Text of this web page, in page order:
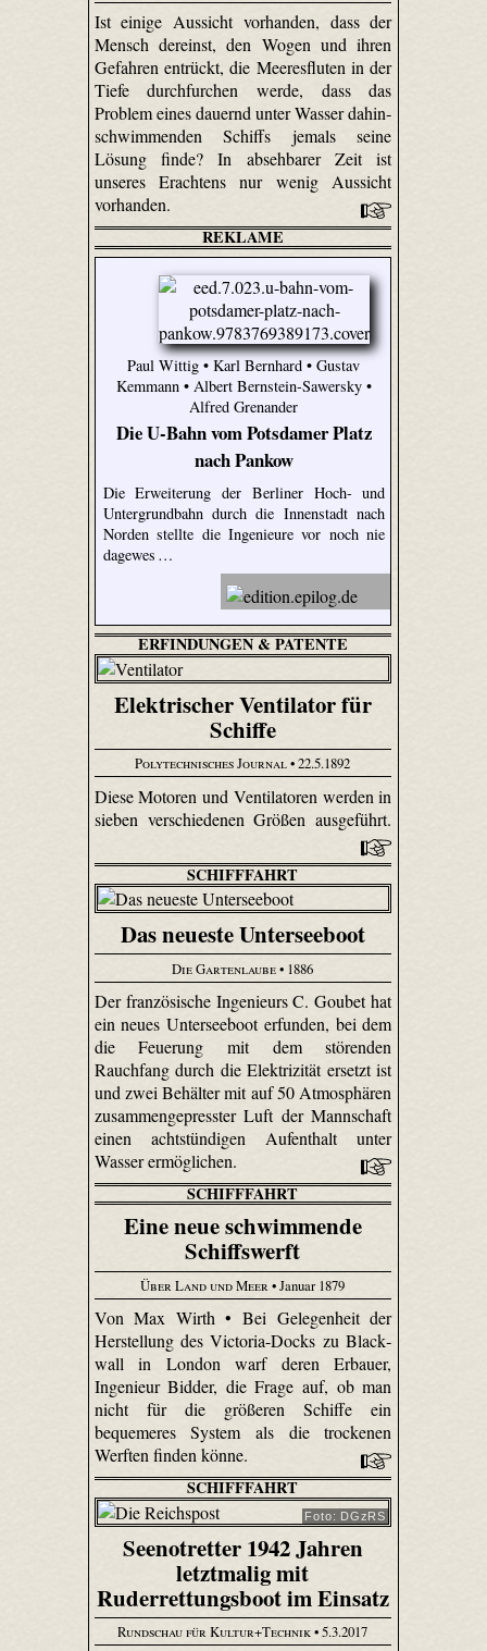
Ist einige Aussicht vorhanden, dass der
Mensch dereinst, den Wogen und ihren
Gefahren entrückt, die Meeresfluten in der
Tiefe durchfurchen werde, dass das
Problem eines dauernd unter Wasser dahin­
schwimmenden Schiffs jemals seine
Lösung finde? In absehbarer Zeit ist
unseres Erachtens nur wenig Aussicht
vorhanden.
REKLAME
Paul Wittig • Karl Bernhard • Gustav
Kemmann • Albert Bernstein-Sawersky •
Alfred Grenander
Die U-Bahn vom Potsdamer Platz
nach Pankow
Die Erweiterung der Berliner Hoch- und
Untergrundbahn durch die Innenstadt nach
Norden stellte die Ingenieure vor noch nie
dagewes …
ERFINDUNGEN & PATENTE
Elektrischer Ventilator für
Schiffe
Polytechnisches Journal• 22.5.1892
Diese Motoren und Ventilatoren werden in
sieben verschiedenen Größen ausgeführt.
SCHIFFFAHRT
Das neueste Unterseeboot
Die Gartenlaube• 1886
Der französische Ingenieurs C. Goubet hat
ein neues Unterseeboot erfunden, bei dem
die Feuerung mit dem störenden
Rauchfang durch die Elektrizität ersetzt ist
und zwei Behälter mit auf 50 Atmosphären
zusammengepresster Luft der Mannschaft
einen achtstündigen Aufenthalt unter
Wasser ermöglichen.
SCHIFFFAHRT
Eine neue schwimmende
Schiffswerft
Über Land und Meer• Januar 1879
Von Max Wirth • Bei Gelegenheit der
Herstellung des Victoria-Docks zu Black­
wall in London warf deren Erbauer,
Ingenieur Bidder, die Frage auf, ob man
nicht für die größeren Schiffe ein
bequemeres System als die trockenen
Werften finden könne.
SCHIFFFAHRT
Foto: DGzRS
Seenotretter 1942 Jahren
letztmalig mit
Ruderrettungsboot im Einsatz
Rundschau für Kultur+Technik• 5.3.2017